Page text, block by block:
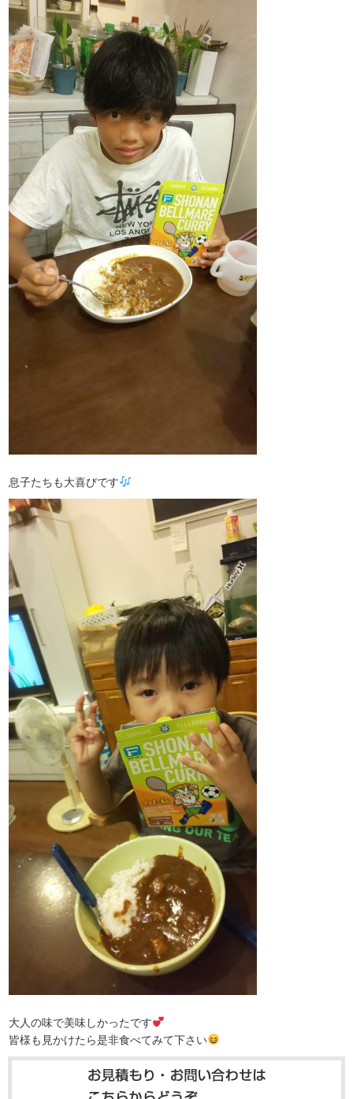
息子たちも大喜びです
大人の味で美味しかったです
皆様も見かけたら是非食べてみて下さい